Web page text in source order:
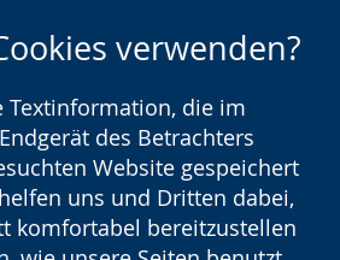
verwenden?
Textinformation, die im
des Betrachters
Website gespeichert
uns und Dritten dabei,
komfortabel bereitzustellen